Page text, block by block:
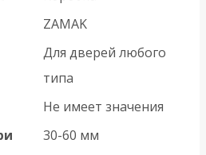
ZAMAK
Для дверей любого
типа
Не имеет значения
30-60 мм